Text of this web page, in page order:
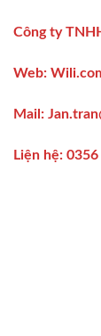
Công ty
Web:
Mail :
Liện hệ: 0356